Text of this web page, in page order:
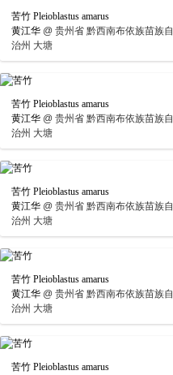
苦竹 Pleioblastus amarus
黄江华 @ 贵州省 黔西南布依族苗族自
治州 大塘
苦竹 Pleioblastus amarus
黄江华 @ 贵州省 黔西南布依族苗族自
治州 大塘
苦竹 Pleioblastus amarus
黄江华 @ 贵州省 黔西南布依族苗族自
治州 大塘
苦竹 Pleioblastus amarus
黄江华 @ 贵州省 黔西南布依族苗族自
治州 大塘
苦竹 Pleioblastus amarus